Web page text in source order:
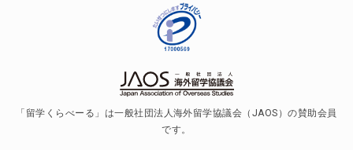
「留学くらべーる」は一般社団法人海外留学協議会（JAOS）の賛助会員
です。